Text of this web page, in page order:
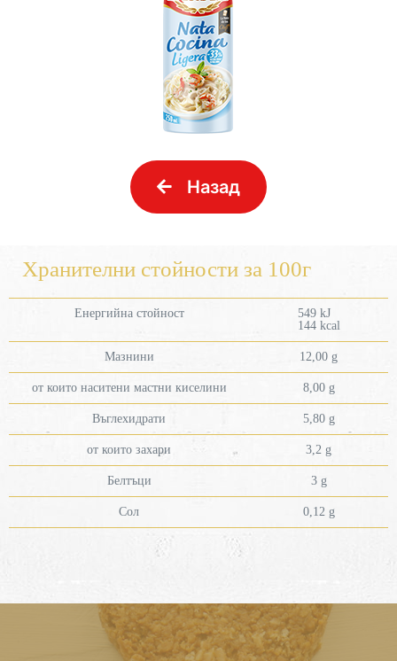
Назад
Хранителни стойности за 100г
Енергийна стойност
549 kJ
144 kcal
Мазнини 12,00 g
от които наситени мастни киселини 8,00 g
Въглехидрати 5,80 g
от които захари 3,2 g
Белтъци 3 g
Сол 0,12 g